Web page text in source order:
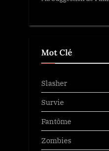
Mot Clé
Slasher
Survie
Fantôme
Zombies